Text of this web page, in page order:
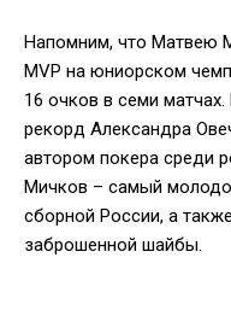
Напомним, что Матвею
MVP на юниорском
16 очков в семи
рекорд Александра
автором покера среди
Мичков – самый
сборной России, а
заброшенной шайбы.